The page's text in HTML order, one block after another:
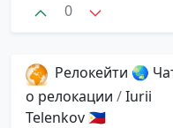
0
Релокейти 🌏
о релокации /Iurii
Telenkov 🇵🇭